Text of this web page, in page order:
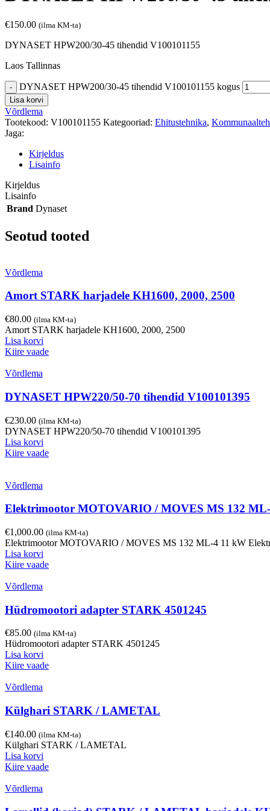
€150.00 (ilma KM-ta)
DYNASET HPW200/30-45 tihendid V100101155
Laos Tallinnas
DYNASET HPW200/30-45 tihendid V100101155 kogus
Lisa korvi
Võrdlema
Tootekood: V100101155 Kategooriad: Ehitustehnika,
Jaga:
Kirjeldus
Lisainfo
Kirjeldus
Lisainfo
Brand Dynaset
Seotud tooted
Võrdlema
Amort STARK harjadele KH1600, 2000, 2500
€80.00 (ilma KM-ta)
Amort STARK harjadele KH1600, 2000, 2500
Lisa korvi
Kiire vaade
Võrdlema
DYNASET HPW220/50-70 tihendid V100101395
€230.00 (ilma KM-ta)
DYNASET HPW220/50-70 tihendid V100101395
Lisa korvi
Kiire vaade
Võrdlema
Elektrimootor MOTOVARIO / MOVES MS 132
€1,000.00 (ilma KM-ta)
Elektrimootor MOTOVARIO / MOVES MS 132 ML-4 11 kW
Lisa korvi
Kiire vaade
Võrdlema
Hüdromootori adapter STARK 4501245
€85.00 (ilma KM-ta)
Hüdromootori adapter STARK 4501245
Lisa korvi
Kiire vaade
Võrdlema
Külghari STARK / LAMETAL
€140.00 (ilma KM-ta)
Külghari STARK / LAMETAL
Lisa korvi
Kiire vaade
Võrdlema